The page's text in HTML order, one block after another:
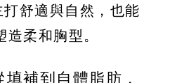
舒適與自然，也能
柔和胸型。
補到自體脂肪，